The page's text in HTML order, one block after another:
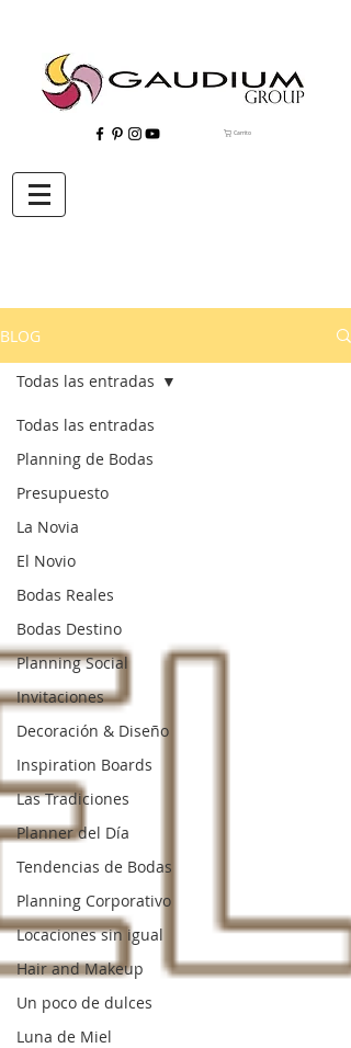
Carrito
"Gaudium, Eventos Corporativos, Wedding Planner, Eventos, Quito"
BLOG
Todas las entradas
Planning de Bodas
Presupuesto
La Novia
El Novio
Bodas Reales
Bodas Destino
Planning Social
Invitaciones
Decoración & Diseño
Inspiration Boards
Las Tradiciones
Planner del Día
Tendencias de Bodas
Planning Corporativo
Locaciones sin igual
Hair and Makeup
Un poco de dulces
Luna de Miel
Todas las entradas